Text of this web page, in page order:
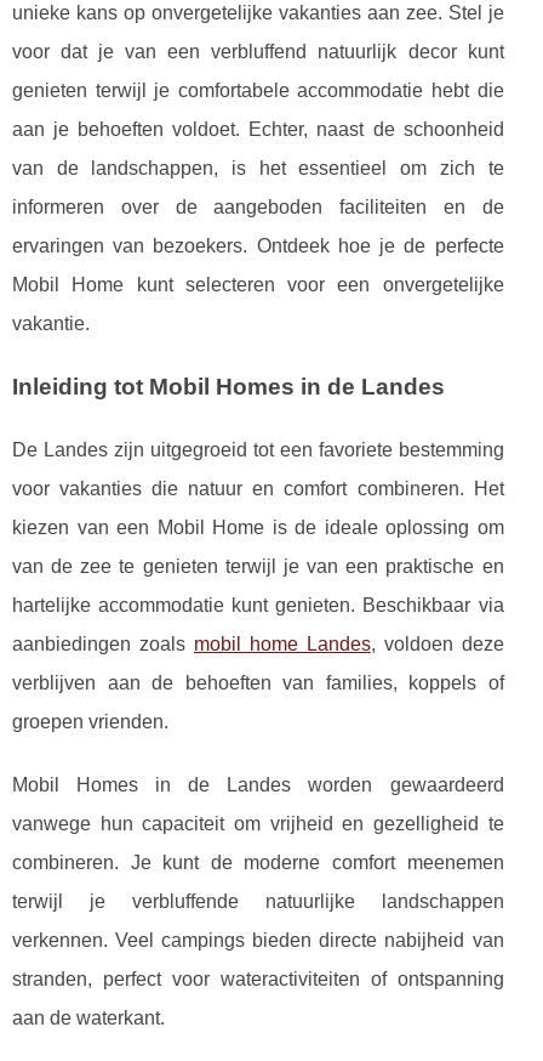
unieke kans op onvergetelijke vakanties aan zee. Stel je
voor dat je van een verbluffend natuurlijk decor kunt
genieten terwijl je comfortabele accommodatie hebt die
aan je behoeften voldoet. Echter, naast de schoonheid
van de landschappen, is het essentieel om zich te
informeren over de aangeboden faciliteiten en de
ervaringen van bezoekers. Ontdeek hoe je de perfecte
Mobil Home kunt selecteren voor een onvergetelijke
vakantie.
Inleiding tot Mobil Homes in de Landes
De Landes zijn uitgegroeid tot een favoriete bestemming
voor vakanties die natuur en comfort combineren. Het
kiezen van een Mobil Home is de ideale oplossing om
van de zee te genieten terwijl je van een praktische en
hartelijke accommodatie kunt genieten. Beschikbaar via
aanbiedingen zoals mobil home Landes, voldoen deze
verblijven aan de behoeften van families, koppels of
groepen vrienden.
Mobil Homes in de Landes worden gewaardeerd
vanwege hun capaciteit om vrijheid en gezelligheid te
combineren. Je kunt de moderne comfort meenemen
terwijl je verbluffende natuurlijke landschappen
verkennen. Veel campings bieden directe nabijheid van
stranden, perfect voor wateractiviteiten of ontspanning
aan de waterkant.